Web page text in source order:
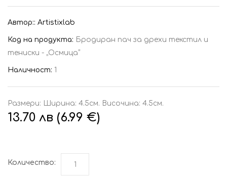
Автор:: Artistixlab
Код на продукта: Бродиран пач за дрехи текстил и
тениски - „Осмица“
Наличност: 1
Размери: Ширина: 4.5см. Височина: 4.5см.
13.70 лв (6.99 €)
Количество: